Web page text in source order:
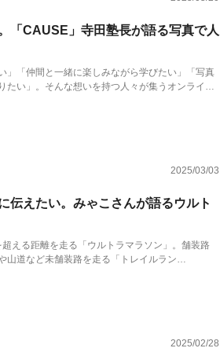
「CAUSE」寺田塾長が語る写真で人
」「仲間と一緒に楽しみながら学びたい」「写真
たい」。そんな想いを持つ人々が集うオンライ…
2025/03/03
伝えたい。みゃこさんが語るウルト
える距離を走る「ウルトラマラソン」。舗装路
山道など未舗装路を走る「トレイルラン…
2025/02/28